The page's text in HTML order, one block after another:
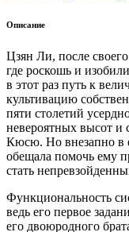
Описание
Цзян Ли, после
где роскошь и
в этот раз путь к
культивацию
пяти столетий
невероятных высот и
Кюсю. Но внезапно в
обещала помочь ему
стать
Функциональность
ведь его первое
его двоюродного